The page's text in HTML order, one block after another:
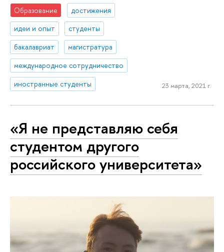
Образование
достижения
идеи и опыт
студенты
бакалавриат
магистратура
международное сотрудничество
иностранные студенты
23 марта, 2021 г.
«Я не представляю себя
студентом другого
российского университета»